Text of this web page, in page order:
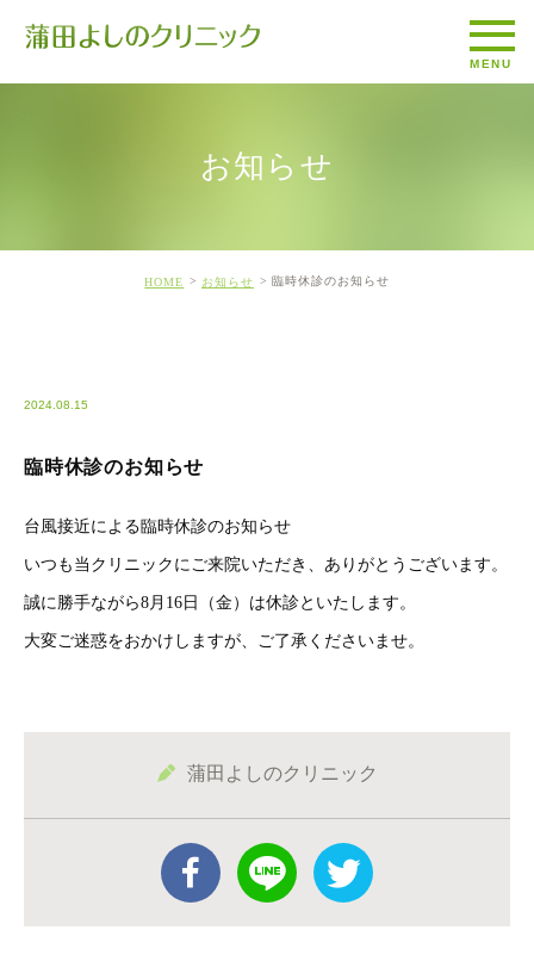
お知らせ
HOME お知らせ 臨時休診のお知らせ
2024.08.15
臨時休診のお知らせ
台風接近による臨時休診のお知らせ
いつも当クリニックにご来院いただき、ありがとうございます。
誠に勝手ながら8月16日（金）は休診といたします。
大変ご迷惑をおかけしますが、ご了承くださいませ。
蒲田よしのクリニック